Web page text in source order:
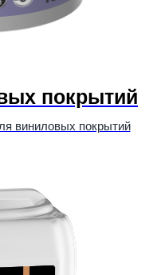
покрытий
виниловых покрытий